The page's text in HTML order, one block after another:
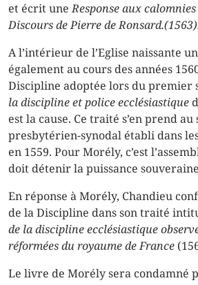
et écrit uneResponse aux
Discours de Pierre de
A l’intérieur de l’Eglise naissante
également au cours des années
Discipline adoptée lors du premier
la discipline et police ecclésiastique
est la cause. Ce traité s’en prend au
presbytérien-synodal établi dans
en 1559. Pour Morély, c’est
doit détenir la puissance
En réponse à Morély, Chandieu
de la Discipline dans son traité
de la discipline ecclésiastique
réformées du royaume de France
Le livre de Morély sera condamné